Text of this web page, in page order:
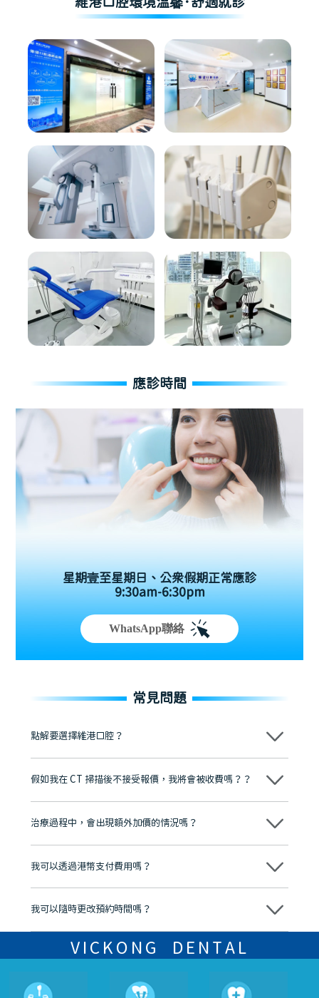
應診時間
星期壹至星期日、公眾假期正常應診
9:30am-6:30pm
WhatsApp聯絡
常見問題
點解要選擇維港口腔？
維港口腔踐行「醫道濟世」的大學校訓，各分院匯聚來自香港、內地的
牌」、「2025香港企業領袖品牌」，是諾貝爾種植系統全球放心植牙中
至今已服務超過三十個國家和地區的顧客，受到粵港澳大灣區及周邊城
市市民極高的口碑評價及信任推薦 珠海、深圳設有八大分院，香港亦設
有咨詢及服務保障中心，有任何問題都可以隨時預約免費咨詢，讓人十
假如我在 CT 掃描後不接受報價，我將會被收費嗎？？
不會！只要未開始實際服務之前，你不會被收取任何費用。
治療過程中，會出現額外加價的情況嗎？
不會，治療前我們會詳細說明治療方案及對應的價錢，顧客同意並簽字
我可以透過港幣支付費用嗎？
可以。維港口腔會按照當日匯率轉算收取費用，而匯率會及時告知客人
我可以隨時更改預約時間嗎？
可以，請盡早通過wechat或whatsapp聯絡我們，告知我們你原本預約
的時間及資料，並且重新預約的日期及時段
VICKONG DENTAL